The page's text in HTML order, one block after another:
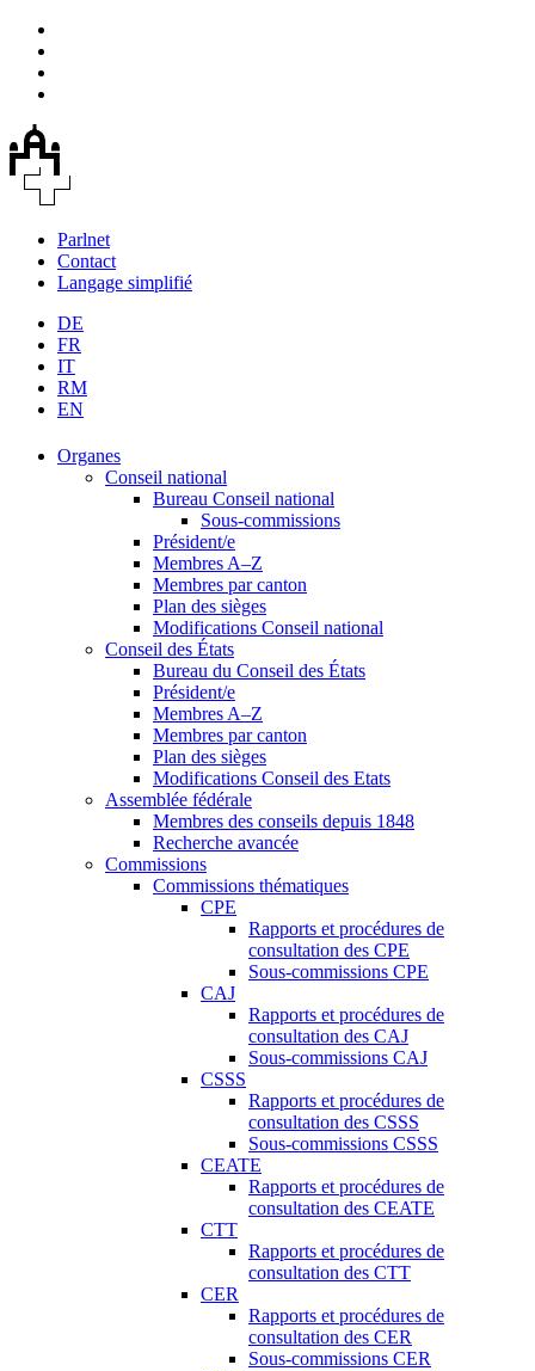
Parlnet
Contact
Langage simplifié
DE
FR
IT
RM
EN
Organes
Conseil national
Bureau Conseil national
Sous-commissions
Président/e
Membres A–Z
Membres par canton
Plan des sièges
Modifications Conseil national
Conseil des États
Bureau du Conseil des États
Président/e
Membres A–Z
Membres par canton
Plan des sièges
Modifications Conseil des Etats
Assemblée fédérale
Membres des conseils depuis 1848
Recherche avancée
Commissions
Commissions thématiques
CPE
Rapports et procédures de
consultation des CPE
Sous-commissions CPE
CAJ
Rapports et procédures de
consultation des CAJ
Sous-commissions CAJ
CSSS
Rapports et procédures de
consultation des CSSS
Sous-commissions CSSS
CEATE
Rapports et procédures de
consultation des CEATE
CTT
Rapports et procédures de
consultation des CTT
CER
Rapports et procédures de
consultation des CER
Sous-commissions CER